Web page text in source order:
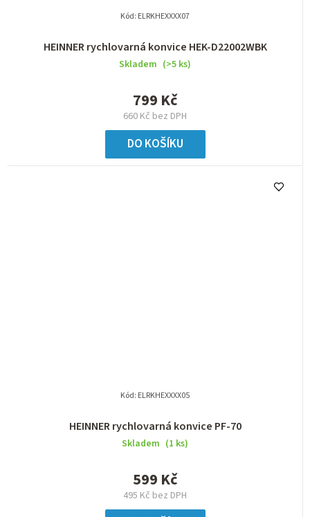
HEINNER rychlovarná konvice HEK-D22002WBK
Skladem (>5 ks)
660 Kč bez DPH
799 Kč
DO KOŠÍKU
Kód: ELRKHEXXXX07
HEINNER rychlovarná konvice PF-70
Skladem (1 ks)
495 Kč bez DPH
599 Kč
Kód: ELRKHEXXXX05